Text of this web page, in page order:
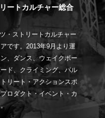
ートカルチャー総合
・ストリートカルチャー
です。2013年9月より運
、ダンス、ウェイクボー
ド、クライミング、パル
リート・アクションスポ
ロダクト・イベント・カ